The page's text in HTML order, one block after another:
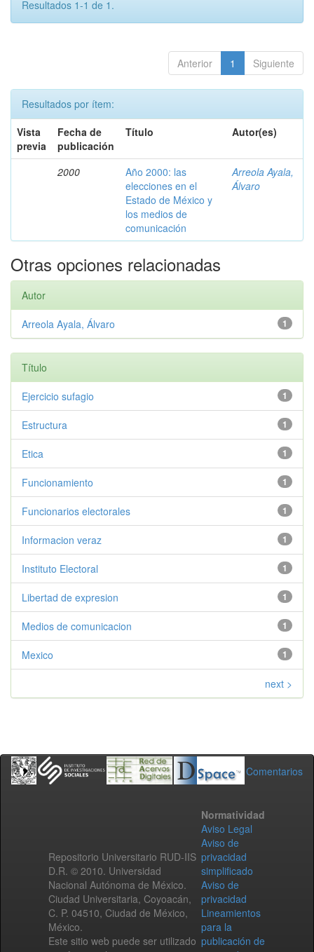
Resultados 1-1 de 1.
Anterior 1 Siguiente
Resultados por ítem:
Vista
previa
Fecha de
publicación
Título Autor(es)
2000
Año 2000: las
elecciones en el
Estado de México y
los medios de
comunicación
Arreola Ayala,
Álvaro
Otras opciones relacionadas
Autor
1
Arreola Ayala, Álvaro
Título
1
Ejercicio sufagio
1
Estructura
1
Etica
1
Funcionamiento
1
Funcionarios electorales
1
Informacion veraz
1
Instituto Electoral
1
Libertad de expresion
1
Medios de comunicacion
1
Mexico
next >
Comentarios
Repositorio Universitario RUD-IIS
D.R. © 2010. Universidad
Nacional Autónoma de México.
Ciudad Universitaria, Coyoacán,
C. P. 04510, Ciudad de México,
México.
Este sitio web puede ser utilizado
Normatividad
Aviso Legal
Aviso de
privacidad
simplificado
Aviso de
privacidad
Lineamientos
para la
publicación de